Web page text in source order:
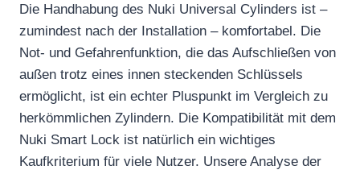
Die Handhabung des Nuki Universal Cylinders ist –
zumindest nach der Installation – komfortabel. Die
Not- und Gefahrenfunktion, die das Aufschließen von
außen trotz eines innen steckenden Schlüssels
ermöglicht, ist ein echter Pluspunkt im Vergleich zu
herkömmlichen Zylindern. Die Kompatibilität mit dem
Nuki Smart Lock ist natürlich ein wichtiges
Kaufkriterium für viele Nutzer. Unsere Analyse der